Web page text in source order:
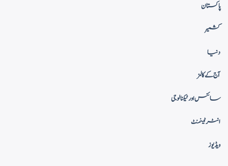
پاکستان
کشمیر
دنیا
آج کے کالمز
سائنس اور ٹیکنالوجی
انٹرٹینمنٹ
ویڈیوز